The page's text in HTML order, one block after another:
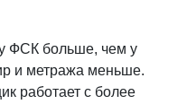
ФСК больше, чем у
и метража меньше.
работает с более